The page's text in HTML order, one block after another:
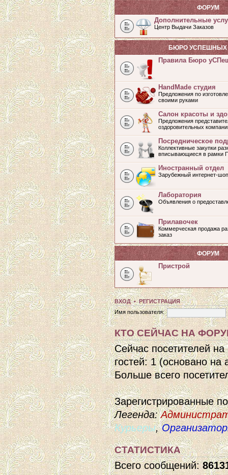
ФОРУМ
Дополнительные
Центр Выдачи Заказов
БЮРО УСПЕШНЫХ
Правила Бюро
HandMade студия
Предложения по
своими руками
Салон красоты и
Предложения
оздоровительных
Посредническое
Коллективные закупки
вписывающиеся в рамки
Иностранный отдел
Зарубежный интернет-
Лаборатория
Объявления о
Прилавочек
Коммерческая продажа
заказ
ФОРУМ
Пристрой
ВХОД•РЕГИСТРАЦИЯ
Имя пользователя:
КТО СЕЙЧАС НА
Сейчас посетителей
гостей: 1 (основано на
Больше всего
Зарегистрированные
Легенда:
Курьеры,
СТАТИСТИКА
Всего сообщений: